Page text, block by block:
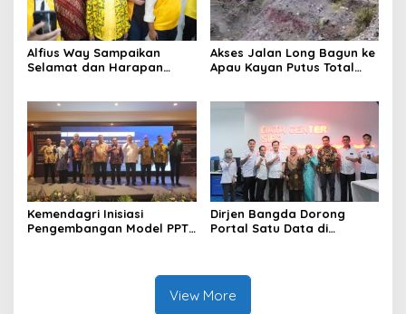
Alfius Way Sampaikan
Selamat dan Harapan
Akses Jalan Long Bagun ke
Apau Kayan Putus Total
Kemendagri Inisiasi
Pengembangan Model PPT-
Dirjen Bangda Dorong
Portal Satu Data di
View More